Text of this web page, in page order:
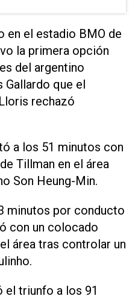
en el estadio BMO de
la primera ‌opción
del argentino
⁠Gallardo que el
rechazó
a los 51 minutos con
Tillman ​en el ‌área
Son Heung-Min.
minutos por conducto
con un colocado
área ⁠tras controlar un
el triunfo a los 91